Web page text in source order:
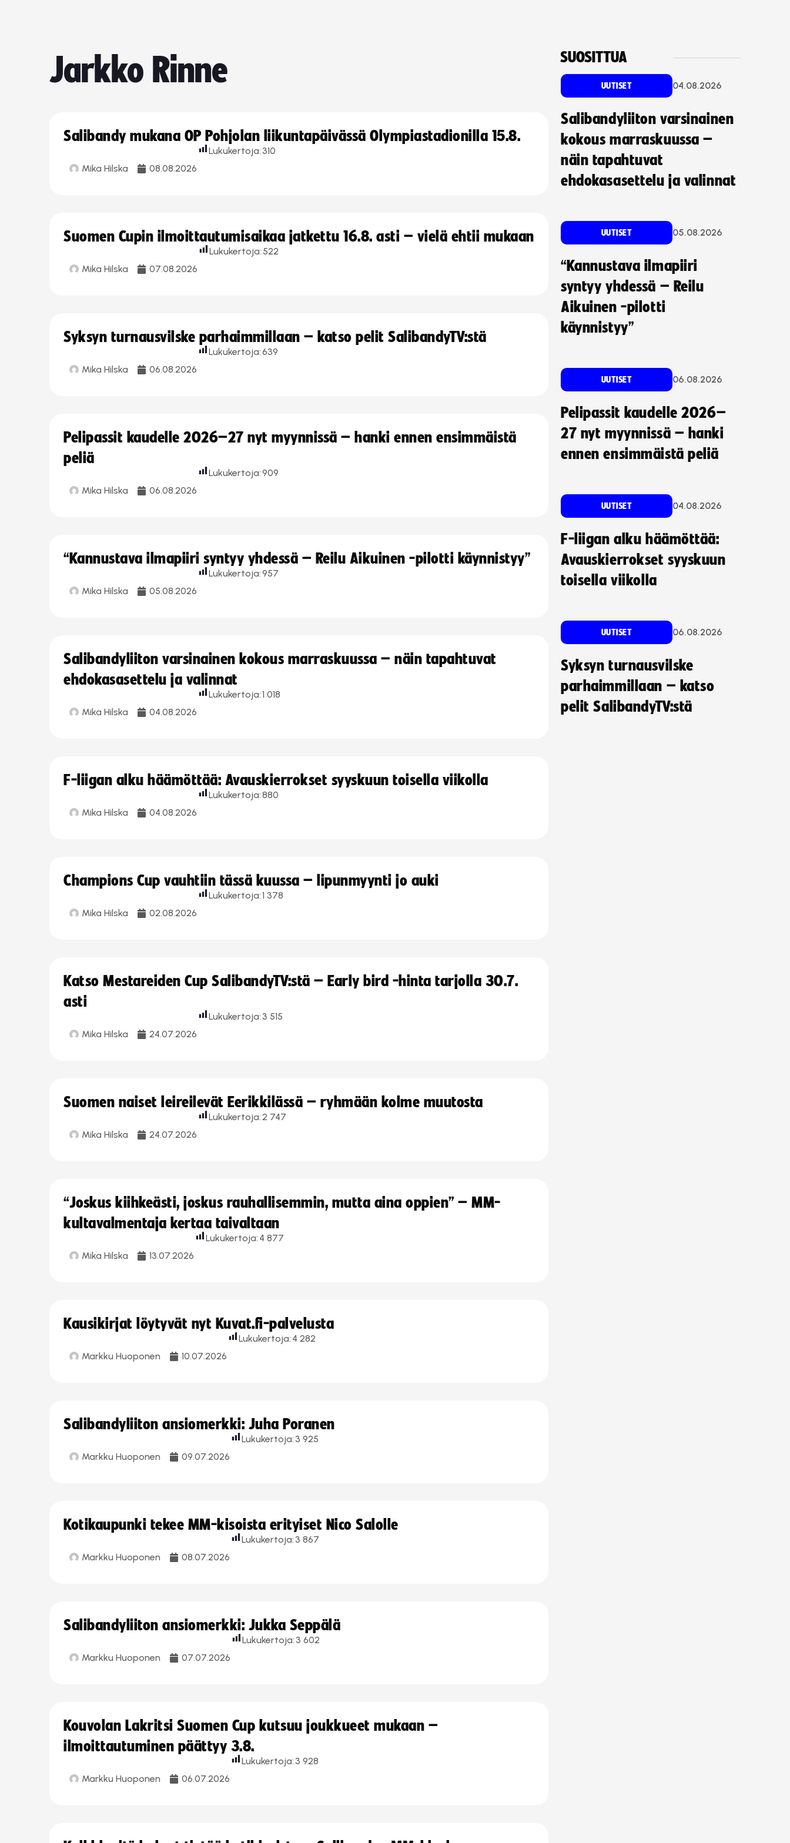
Jarkko Rinne
Salibandy mukana OP Pohjolan liikuntapäivässä Olympiastadionilla 15.8.
Mika Hilska 08.08.2026
Lukukertoja: 310
Suomen Cupin ilmoittautumisaikaa jatkettu 16.8. asti – vielä ehtii mukaan
Mika Hilska 07.08.2026
Lukukertoja: 522
Syksyn turnausvilske parhaimmillaan – katso pelit SalibandyTV:stä
Mika Hilska 06.08.2026
Lukukertoja:639
Pelipassit kaudelle 2026–27 nyt myynnissä – hanki ennen ensimmäistä
peliä
Mika Hilska 06.08.2026
Lukukertoja:909
“Kannustava ilmapiiri syntyy yhdessä – Reilu Aikuinen -pilotti käynnistyy”
Mika Hilska 05.08.2026
Lukukertoja:957
Salibandyliiton varsinainen kokous marraskuussa – näin tapahtuvat
ehdokasasettelu ja valinnat
Mika Hilska 04.08.2026
Lukukertoja:1 018
F-liigan alku häämöttää: Avauskierrokset syyskuun toisella viikolla
Mika Hilska 04.08.2026
Lukukertoja:880
Champions Cup vauhtiin tässä kuussa – lipunmyynti jo auki
Mika Hilska 02.08.2026
Lukukertoja:1 378
Katso Mestareiden Cup SalibandyTV:stä – Early bird -hinta tarjolla 30.7.
asti
Mika Hilska 24.07.2026
Lukukertoja: 3 515
Suomen naiset leireilevät Eerikkilässä – ryhmään kolme muutosta
Mika Hilska 24.07.2026
Lukukertoja:2 747
“Joskus kiihkeästi, joskus rauhallisemmin, mutta aina oppien” – MM-
kultavalmentaja kertaa taivaltaan
Mika Hilska 13.07.2026
Lukukertoja: 4 877
Kausikirjat löytyvät nyt Kuvat.fi-palvelusta
Markku Huoponen 10.07.2026
Lukukertoja: 4 282
Salibandyliiton ansiomerkki: Juha Poranen
Markku Huoponen 09.07.2026
Lukukertoja: 3 925
Kotikaupunki tekee MM-kisoista erityiset Nico Salolle
Markku Huoponen 08.07.2026
Lukukertoja: 3 867
Salibandyliiton ansiomerkki: Jukka Seppälä
Markku Huoponen 07.07.2026
Lukukertoja: 3 602
Kouvolan Lakritsi Suomen Cup kutsuu joukkueet mukaan –
ilmoittautuminen päättyy 3.8.
Markku Huoponen 06.07.2026
Lukukertoja: 3 928
SUOSITTUA
UUTISET 04.08.2026
Salibandyliiton varsinainen
kokous marraskuussa –
näin tapahtuvat
ehdokasasettelu ja valinnat
UUTISET 05.08.2026
“Kannustava ilmapiiri
syntyy yhdessä – Reilu
Aikuinen -pilotti
käynnistyy”
UUTISET 06.08.2026
Pelipassit kaudelle 2026–
27 nyt myynnissä – hanki
ennen ensimmäistä peliä
UUTISET 04.08.2026
F-liigan alku häämöttää:
Avauskierrokset syyskuun
toisella viikolla
UUTISET 06.08.2026
Syksyn turnausvilske
parhaimmillaan – katso
pelit SalibandyTV:stä